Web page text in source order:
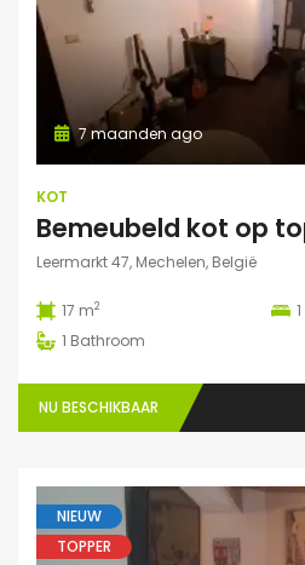
7 maanden ago
KOT
Leermarkt 47, Mechelen, België
17 m2 1
1 Bathroom
NU BESCHIKBAAR
NIEUW
TOPPER